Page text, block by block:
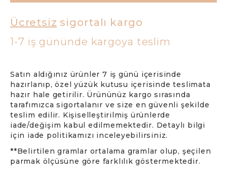
Ücretsiz sigortalı kargo
1-7 iş gününde kargoya teslim
Satın aldığınız ürünler 7 iş günü içerisinde
hazırlanıp, özel yüzük kutusu içerisinde teslimata
hazır hale getirilir. Ürününüz kargo sırasında
tarafımızca sigortalanır ve size en güvenli şekilde
teslim edilir. Kişiselleştirilmiş ürünlerde
iade/değişim kabul edilmemektedir. Detaylı bilgi
için iade politikamızı inceleyebilirsiniz.
**Belirtilen gramlar ortalama gramlar olup, şeçilen
parmak ölçüsüne göre farklılık göstermektedir.